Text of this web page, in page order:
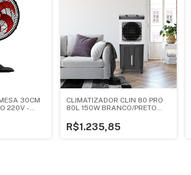
30CM
220V -
CLIMATIZADOR CLIN 80 PRO
80L 150W BRANCO/PRETO
R$1.235,85